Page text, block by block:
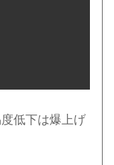
低下は爆上げ